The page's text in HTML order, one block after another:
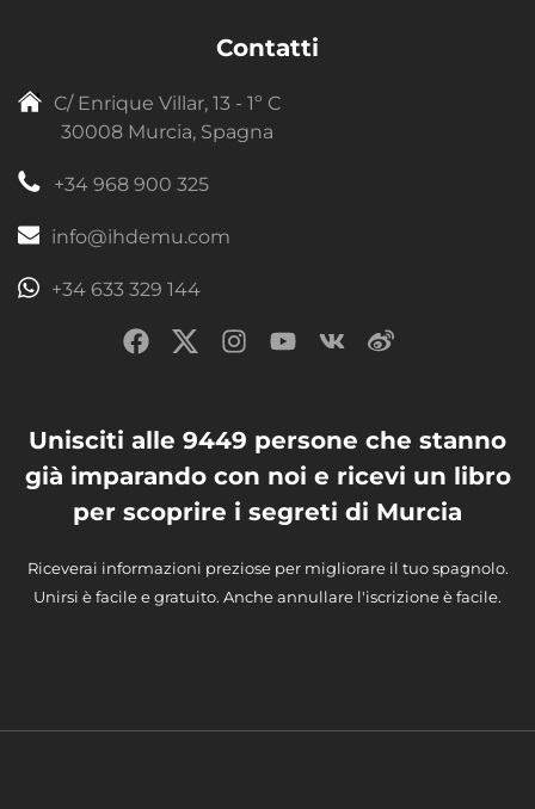
Contatti
C/ Enrique Villar, 13 - 1º C
30008 Murcia, Spagna
+34 968 900 325
info@ihdemu.com
+34 633 329 144
Unisciti alle 9449 persone che stanno
già imparando con noi e ricevi un libro
per scoprire i segreti di Murcia
Riceverai informazioni preziose per migliorare il tuo spagnolo.
Unirsi è facile e gratuito. Anche annullare l'iscrizione è facile.